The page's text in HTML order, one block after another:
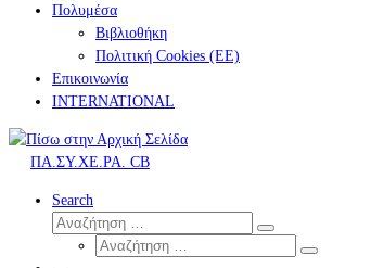
Πολυμέσα
Βιβλιοθήκη
Πολιτική Cookies (ΕΕ)
Επικοινωνία
INTERNATIONAL
ΠΑ.ΣΥ.ΧΕ.ΡΑ. CB
Search
Αναζήτηση
Αναζήτηση
Αναζήτηση
Αναζήτηση